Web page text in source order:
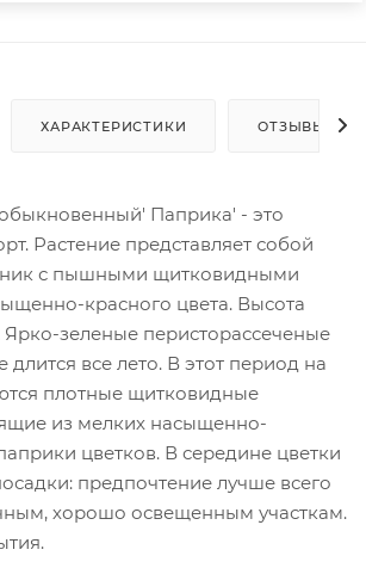
ХАРАКТЕРИСТИКИ ОТЗЫВЫ
Паприка' - это
Растение представляет собой
с пышными щитковидными
красного цвета. Высота
Ярко-зеленые перисторассеченые
длится все лето. В этот период на
плотные щитковидные
из мелких насыщенно-
цветков. В середине цветки
предпочтение лучше всего
хорошо освещенным участкам.